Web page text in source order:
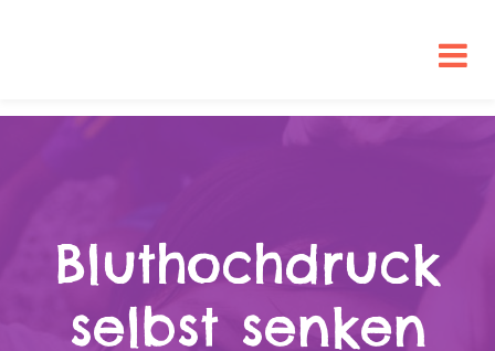
Bluthochdruck
selbst senken